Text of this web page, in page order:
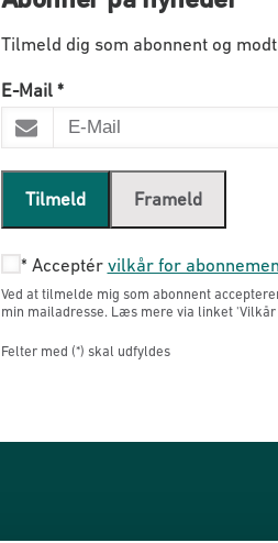
Tilmeld dig som abonnent og
E-Mail*
Tilmeld Frameld
* Acceptér vilkår for
Ved at tilmelde mig som abonnent
min mailadresse. Læs mere via linket
Felter med (*) skal udfyldes